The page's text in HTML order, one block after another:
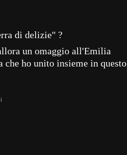
di delizie" ?
un omaggio all'Emilia
che ho unito insieme in questo